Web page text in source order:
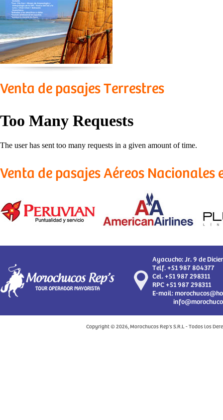
Venta de pasajes Terrestres
Venta de pasajes Aéreos
Ayacucho: Jr. 9 de
Telf. +51 987 804377
Cel. +51 987 298311
RPC +51 987 298311
E-mail:
Copyright © 2026, Morochucos Rep's S.R.L - Todos los